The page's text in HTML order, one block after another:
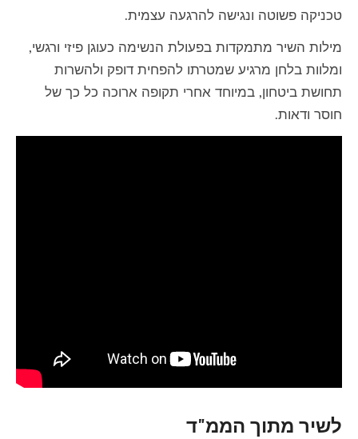
טכניקה פשוטה ונגישה להרגעה עצמית.
מילות השיר מתמקדות בפעולת הנשימה כעוגן פיזי ורגשי,
ומלוות בלחן מרגיע שמטרתו להפחית דופק ולהשרות
תחושת ביטחון, במיוחד אחרי תקופה ארוכה כל כך של
חוסר ודאות.
לשיר מתוך הממ"ד